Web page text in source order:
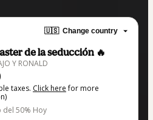
🇺🇸 Change country
de la seducción 🔥
Y RONALD
taxes. Click herefor more
del 50% Hoy